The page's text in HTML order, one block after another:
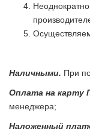
Наличными. При
Оплата на карту
менеджера;
Наложенный